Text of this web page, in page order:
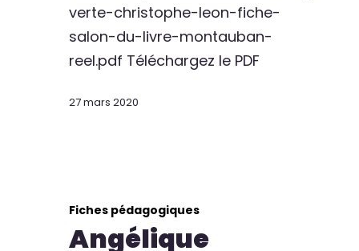
verte-christophe-leon-fiche-
salon-du-livre-montauban-
reel.pdf Téléchargez le PDF
27 mars 2020
Fiches pédagogiques
Angélique